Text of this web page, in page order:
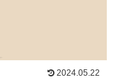
2024.05.22